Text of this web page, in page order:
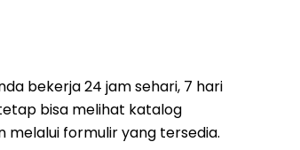
bekerja 24 jam sehari, 7 hari
bisa melihat katalog
melalui formulir yang tersedia.